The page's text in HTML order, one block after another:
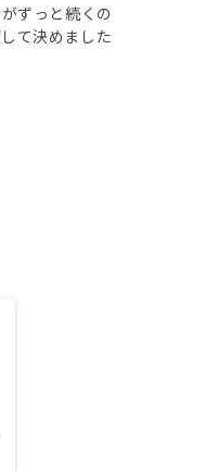
ずっと続くの
て決めました